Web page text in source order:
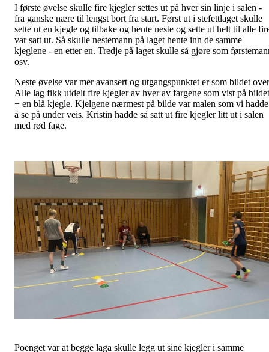
I første øvelse skulle fire kjegler settes ut på hver sin linje i salen -
fra ganske nære til lengst bort fra start. Først ut i stefettlaget skulle
sette ut en kjegle og tilbake og hente neste og sette ut helt til alle
var satt ut. Så skulle nestemann på laget hente inn de samme
kjeglene - en etter en. Tredje på laget skulle så gjøre som
osv.
Neste øvelse var mer avansert og utgangspunktet er som bildet
Alle lag fikk utdelt fire kjegler av hver av fargene som vist på bildet
+ en blå kjegle. Kjelgene nærmest på bilde var malen som vi hadde
å se på under veis. Kristin hadde så satt ut fire kjegler litt ut i salen
med rød fage.
Poenget var at begge laga skulle legg ut sine kjegler i samme